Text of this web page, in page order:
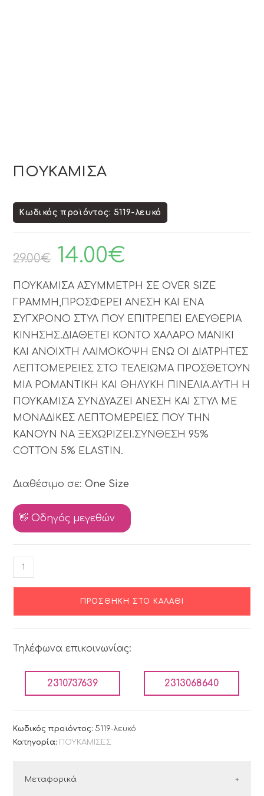
ΠΟΥΚΑΜΙΣΑ
Κωδικός προϊόντος: 5119-λευκό
29.00€ 14.00€
ΠΟΥΚΑΜΙΣΑ ΑΣΥΜΜΕΤΡΗ ΣΕ OVER SIZE
ΓΡΑΜΜΗ,ΠΡΟΣΦΕΡΕΙ ΑΝΕΣΗ ΚΑΙ ΕΝΑ
ΣΥΓΧΡΟΝΟ ΣΤΥΛ ΠΟΥ ΕΠΙΤΡΕΠΕΙ ΕΛΕΥΘΕΡΙΑ
ΚΙΝΗΣΗΣ.ΔΙΑΘΕΤΕΙ ΚΟΝΤΟ ΧΑΛΑΡΟ ΜΑΝΙΚΙ
ΚΑΙ ΑΝΟΙΧΤΗ ΛΑΙΜΟΚΟΨΗ ΕΝΩ ΟΙ ΔΙΑΤΡΗΤΕΣ
ΛΕΠΤΟΜΕΡΕΙΕΣ ΣΤΟ ΤΕΛΕΙΩΜΑ ΠΡΟΣΘΕΤΟΥΝ
ΜΙΑ ΡΟΜΑΝΤΙΚΗ ΚΑΙ ΘΗΛΥΚΗ ΠΙΝΕΛΙΑ.ΑΥΤΗ Η
ΠΟΥΚΑΜΙΣΑ ΣΥΝΔΥΑΖΕΙ ΑΝΕΣΗ ΚΑΙ ΣΤΥΛ ΜΕ
ΜΟΝΑΔΙΚΕΣ ΛΕΠΤΟΜΕΡΕΙΕΣ ΠΟΥ ΤΗΝ
ΚΑΝΟΥΝ ΝΑ ΞΕΧΩΡΙΖΕΙ.ΣΥΝΘΕΣΗ 95%
COTTON 5% ELASTIN.
Διαθέσιμο σε:One Size
👋 Οδηγός μεγεθών
ΠΡΟΣΘΉΚΗ ΣΤΟ ΚΑΛΆΘΙ
Τηλέφωνα επικοινωνίας:
2310737639 2313068640
Κωδικός προϊόντος: 5119-λευκό
Κατηγορία:
ΠΟΥΚΑΜΙΣΕΣ
Μεταφορικά